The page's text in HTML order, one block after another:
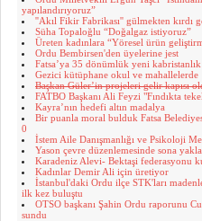
yapılandırıyoruz”
''Akıl Fikir Fabrikası'' gülmekten kırdı
Süha Topaloğlu “Doğalgaz istiyoruz”
Üreten kadınlara “Yöresel ürün
Ordu Bembirsen'den üyelerine jest
Fatsa’ya 35 dönümlük yeni kabristanlık
Gezici kütüphane okul ve mahallelerde
Başkan Güler’in projeleri gelir kapısı
FATBO Başkanı Ali Feyzi "Fındıkta
Kayra’nın hedefi altın madalya
Bir puanla moral bulduk Fatsa
0
İstem Aile Danışmanlığı ve Psikoloji
Yason çevre düzenlemesinde sona
Karadeniz Alevi- Bektaşi federasyonu
Kadınlar Demir Ali için üretiyor
İstanbul'daki Ordu ilçe STK'ları
ilk kez buluştu
OTSO başkanı Şahin Ordu raporunu
sundu